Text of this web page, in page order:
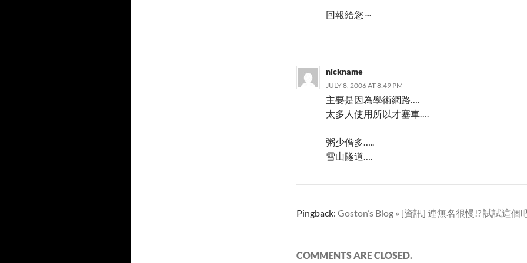
回報給您～
nickname
JULY 8, 2006 AT 8:49 PM
主要是因為學術網路….
太多人使用所以才塞車….
粥少僧多…..
雪山隧道….
Pingback: Goston’s Blog » [資訊] 連無名很慢!? 試試這個
COMMENTS ARE CLOSED.